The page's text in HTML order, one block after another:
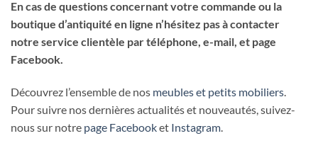
En cas de questions concernant votre commande ou la
boutique d’antiquité en ligne n’hésitez pas à contacter
notre service clientèle par téléphone, e-mail, et page
Facebook.
Découvrez l’ensemble de nos meubles et petits mobiliers.
Pour suivre nos dernières actualités et nouveautés, suivez-
nous sur notre page Facebooket Instagram.